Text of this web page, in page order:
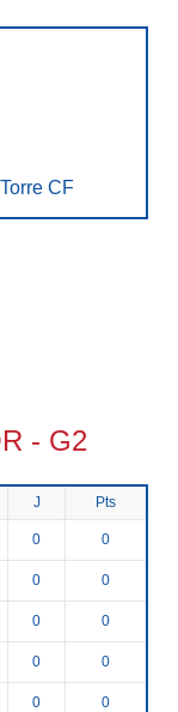
CF
- G2
J Pts
0 0
0 0
0 0
0 0
0 0